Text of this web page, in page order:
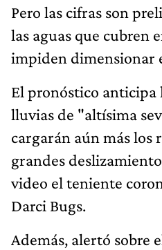
Pero las cifras son
las aguas que cubren
impiden dimensionar
El pronóstico anticipa
lluvias de "altísima
cargarán aún más los
grandes
video el teniente
Darci Bugs.
Además, alertó sobre